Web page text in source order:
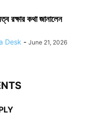
রক্ষার কথা জানালেন
Desk - June 21, 2026